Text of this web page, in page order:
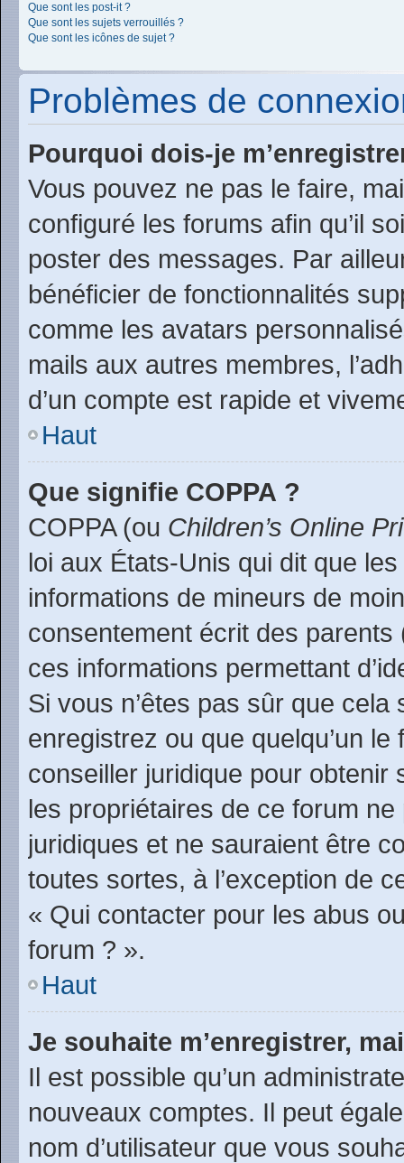
Que sont les post-it ?
Que sont les sujets verrouillés ?
Que sont les icônes de sujet ?
Problèmes de
Pourquoi dois-je
Vous pouvez ne pas le faire,
configuré les forums afin qu’il
poster des messages. Par
bénéficier de fonctionnalités
comme les avatars
mails aux autres membres,
d’un compte est rapide et
Haut
Que signifie COPPA ?
COPPA (ou Children’s Online
loi aux États-Unis qui dit que
informations de mineurs de
consentement écrit des parents
ces informations permettant
Si vous n’êtes pas sûr que
enregistrez ou que quelqu’un
conseiller juridique pour obtenir
les propriétaires de ce forum
juridiques et ne sauraient être
toutes sortes, à l’exception de
« Qui contacter pour les abus
forum ? ».
Haut
Je souhaite m’enregistrer,
Il est possible qu’un
nouveaux comptes. Il peut
nom d’utilisateur que vous